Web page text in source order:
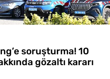
soruşturma! 10
gözaltı kararı